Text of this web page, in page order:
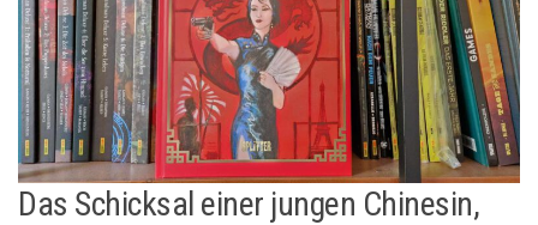
Das Schicksal einer jungen Chinesin,